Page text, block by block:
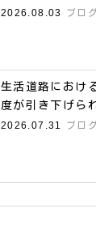
2026.08.03
ブログ
生活道路におけ
度が引き下げら
2026.07.31
ブログ